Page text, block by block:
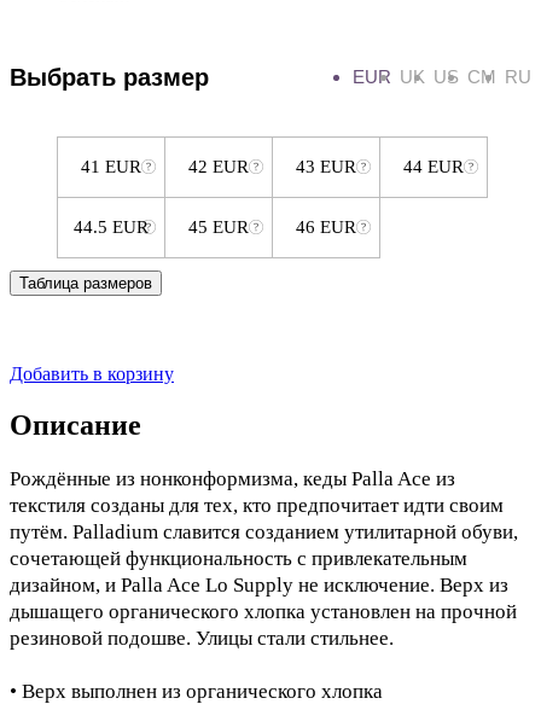
Выбрать размер EUR UK US CM RU
41 EUR 42 EUR 43 EUR 44 EUR
44.5 EUR 45 EUR 46 EUR
Таблица размеров
Добавить в корзину
Описание
Рождённые из нонконформизма, кеды Palla Ace из
текстиля созданы для тех, кто предпочитает идти своим
путём. Palladium славится созданием утилитарной обуви,
сочетающей функциональность с привлекательным
дизайном, и Palla Ace Lo Supply не исключение. Верх из
дышащего органического хлопка установлен на прочной
резиновой подошве. Улицы стали стильнее.
• Верх выполнен из органического хлопка